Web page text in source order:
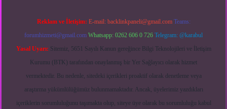
Reklam ve İletişim: E-mail: backlinkpaneli@gmail.com Teams:
forumhizmeti@gmail.com Whatsapp: 0262 606 0 726 Telegram: @karabul
Yasal Uyarı: Sitemiz, 5651 Sayılı Kanun gereğince Bilgi Teknolojileri ve İletişim
Kurumu (BTK) tarafından onaylanmış bir Yer Sağlayıcı olarak hizmet
vermektedir. Bu nedenle, sitedeki içerikleri proaktif olarak denetleme veya
araştırma yükümlülüğümüz bulunmamaktadır. Ancak, üyelerimiz yazdıkları
içeriklerin sorumluluğunu taşımakta olup, siteye üye olarak bu sorumluluğu kabul